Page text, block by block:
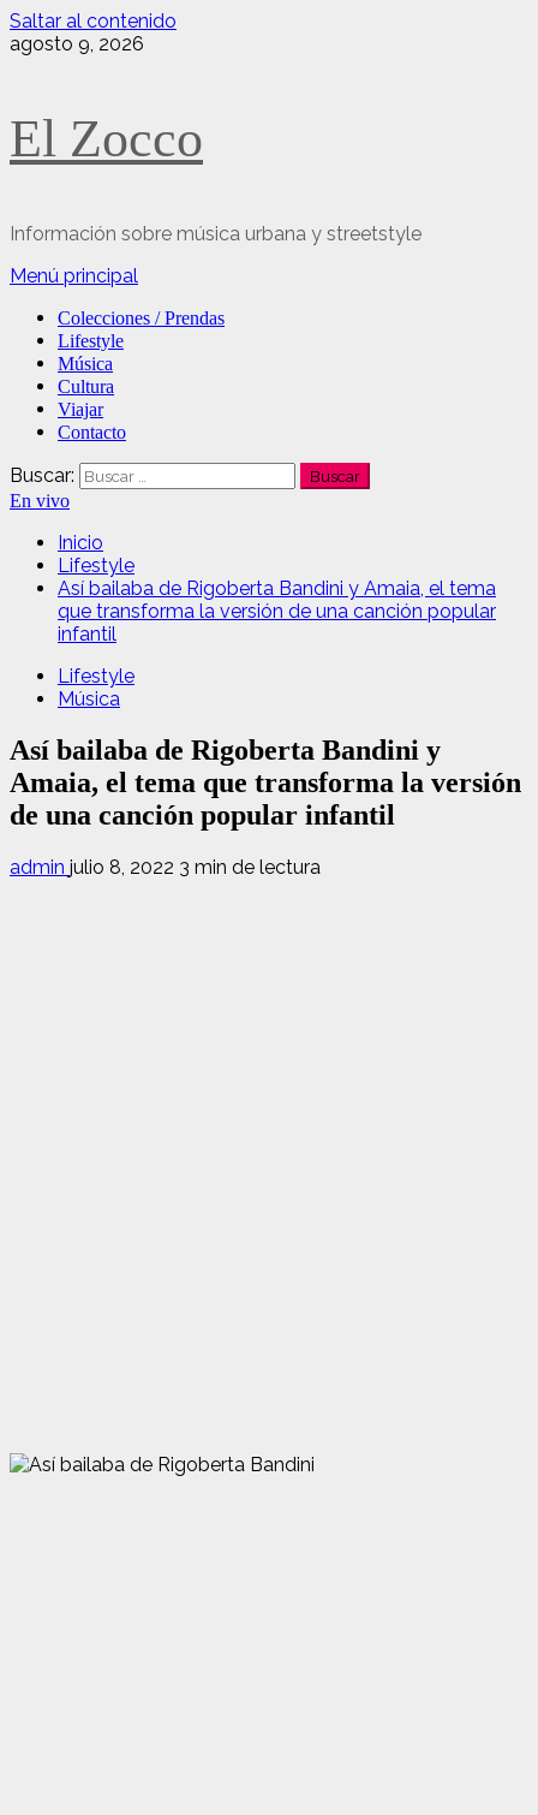
Saltar al contenido
agosto 9, 2026
El Zocco
Información sobre música urbana y streetstyle
Menú principal
Colecciones / Prendas
Lifestyle
Música
Cultura
Viajar
Contacto
Buscar:
En vivo
Inicio
Lifestyle
Así bailaba de Rigoberta Bandini y Amaia, el tema
que transforma la versión de una canción popular
infantil
Lifestyle
Música
Así bailaba de Rigoberta Bandini y
Amaia, el tema que transforma la versión
de una canción popular infantil
admin julio 8, 2022 3 min de lectura